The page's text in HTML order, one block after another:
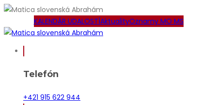
KALENDÁR UDALOSTÍAktualityOznamy MO MS
Telefón
+421 915 622 944